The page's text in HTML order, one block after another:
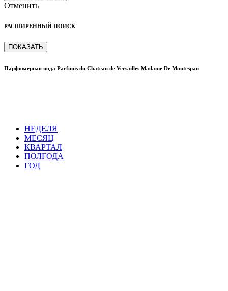
Отменить
РАСШИРЕННЫЙ ПОИСК
ПОКАЗАТЬ
Парфюмерная вода Parfums du Chateau de Versailles Madame De Montespan
НЕДЕЛЯ
МЕСЯЦ
КВАРТАЛ
ПОЛГОДА
ГОД